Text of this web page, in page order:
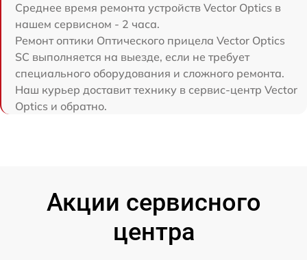
Среднее время ремонта устройств Vector Optics в
нашем сервисном - 2 часа.
Ремонт оптики Оптического прицела Vector Optics
SC выполняется на выезде, если не требует
специального оборудования и сложного ремонта.
Наш курьер доставит технику в сервис-центр Vector
Optics и обратно.
Акции сервисного
центра